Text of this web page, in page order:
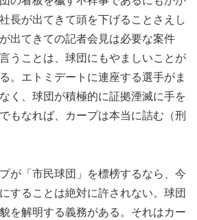
長が出てきて頭を下げることさえし
出てきての記者会見は必要な案件
うことは、球団にもやましいことが
。エトミデートに連座する選手がま
く、球団が積極的に証拠湮滅に手を
もなれば、カープは本当に詰む（刑
が「市民球団」を標榜するなら、今
することは絶対に許されない。球団
を解明する義務がある。それはカー